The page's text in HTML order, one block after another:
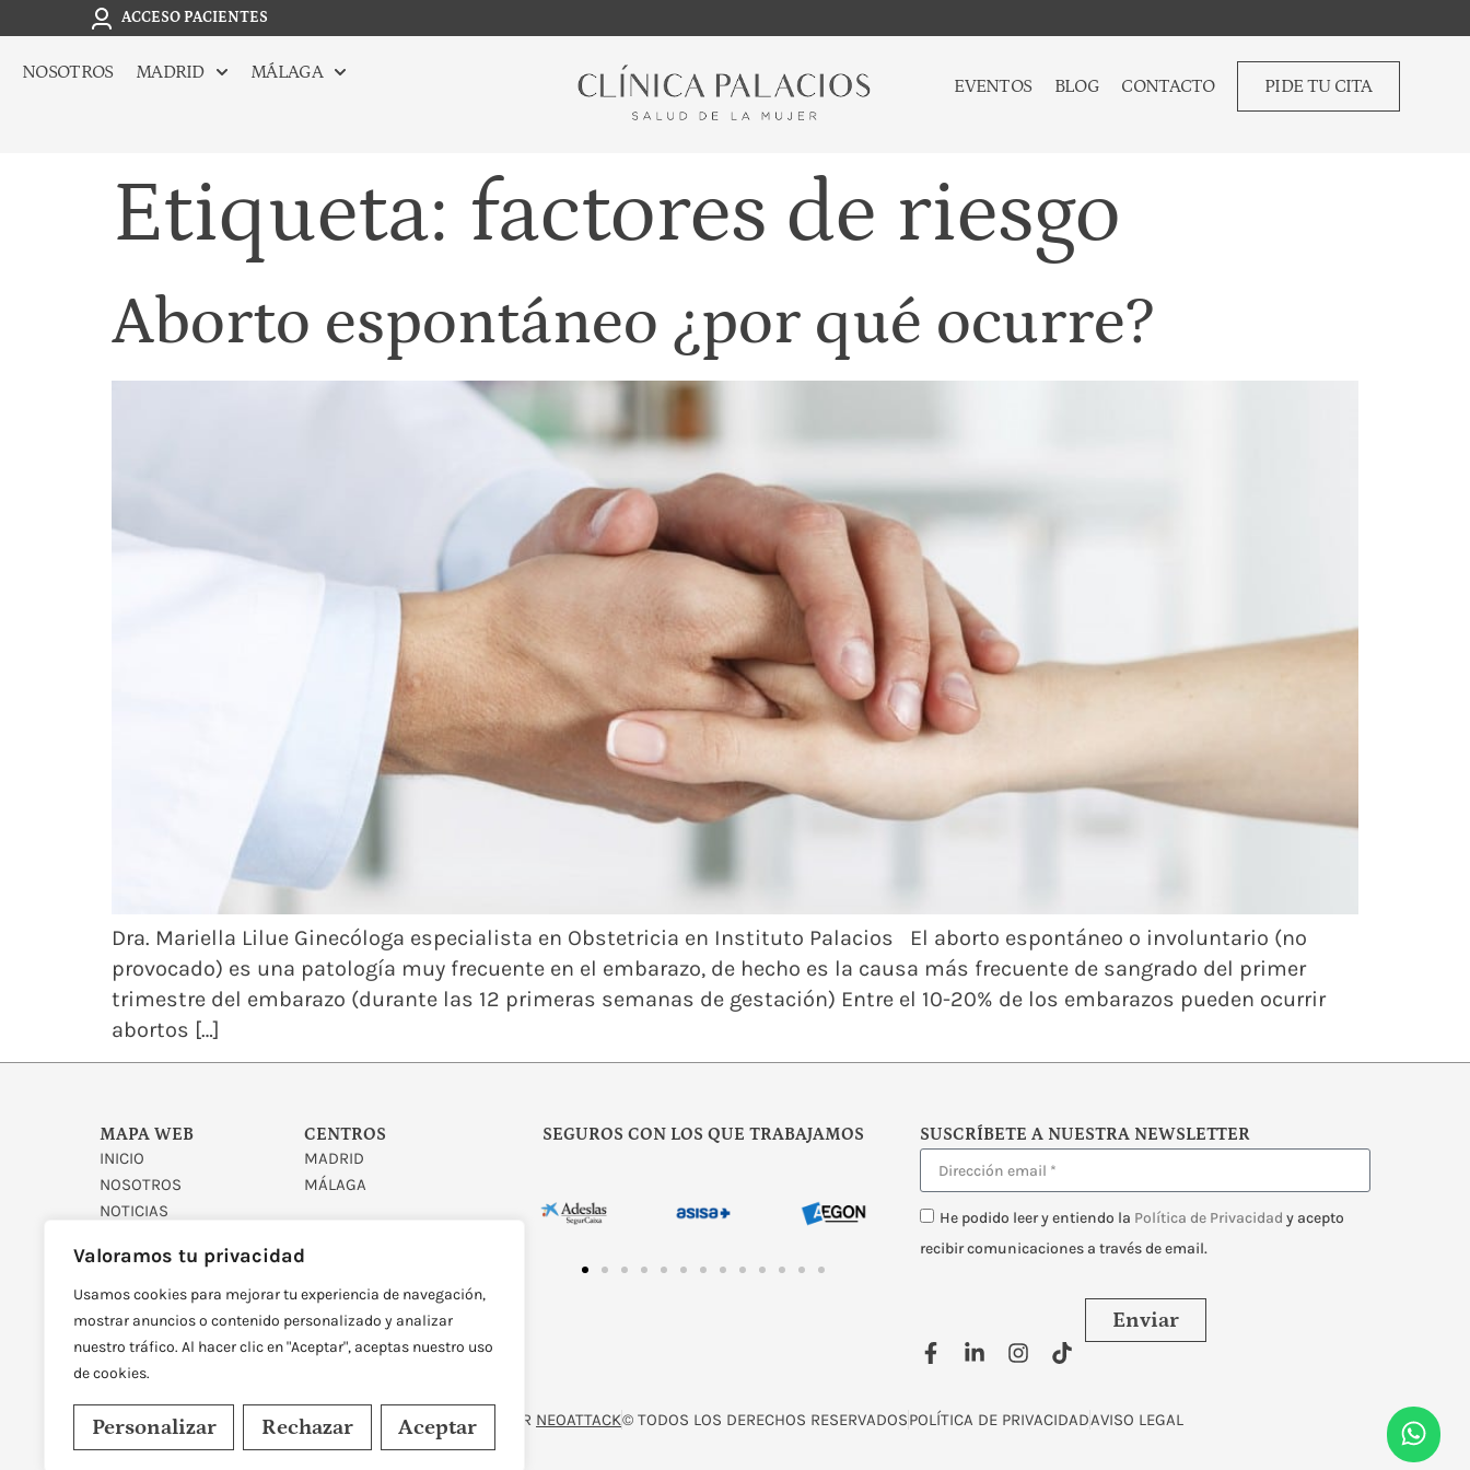
Valoramos tu privacidad
Usamos cookies para mejorar tu experiencia de navegación,
mostrar anuncios o contenido personalizado y analizar
nuestro tráfico. Al hacer clic en "Aceptar", aceptas nuestro uso
de cookies.
Personalizar Rechazar Aceptar
ACCESO PACIENTES
NOSOTROS MADRID MÁLAGA
EVENTOS BLOG CONTACTO PIDE TU CITA
Etiqueta: factores de riesgo
Aborto espontáneo ¿por qué ocurre?
Dra. Mariella Lilue Ginecóloga especialista en Obstetricia en Instituto Palacios El aborto espontáneo o involuntario (no
provocado) es una patología muy frecuente en el embarazo, de hecho es la causa más frecuente de sangrado del primer
trimestre del embarazo (durante las 12 primeras semanas de gestación) Entre el 10-20% de los embarazos pueden ocurrir
abortos […]
MAPA WEB
INICIO
NOSOTROS
NOTICIAS
CENTROS
MADRID
MÁLAGA
SEGUROS CON LOS QUE TRABAJAMOS SUSCRÍBETE A NUESTRA NEWSLETTER
He podido leer y entiendo la Política de Privacidad y acepto
recibir comunicaciones a través de email.
Enviar
DISEÑADO Y DESARROLLADO POR NEOATTACK© TODOS LOS DERECHOS RESERVADOSPOLÍTICA DE PRIVACIDADAVISO LEGAL